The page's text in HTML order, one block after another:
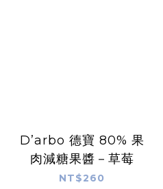
D’arbo 德寶 80% 果
肉減糖果醬－草莓
NT$260